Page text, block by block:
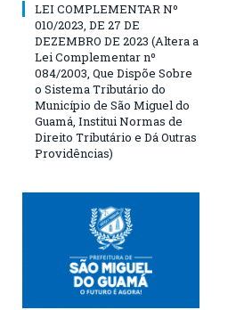
LEI COMPLEMENTAR Nº
010/2023, DE 27 DE
DEZEMBRO DE 2023 (Altera a
Lei Complementar nº
084/2003, Que Dispõe Sobre
o Sistema Tributário do
Município de São Miguel do
Guamá, Institui Normas de
Direito Tributário e Dá Outras
Providências)